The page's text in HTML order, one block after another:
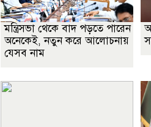
মন্ত্রিসভা থেকে বাদ পড়তে পারেন
অনেকেই, নতুন করে আলোচনায়
যেসব নাম